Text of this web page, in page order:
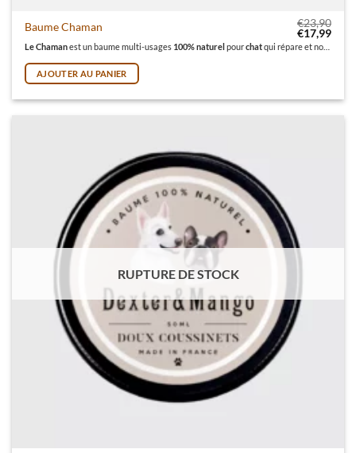
Baume Chaman €23,90
Le prix
€17,99Le
Le Chamanest un baume multi-usages 100% naturel pourchatqui répare et nourrit intensément la peau. Il soulage immédiatement la peau des tiraillements, irritations, démangeaisons et favorise également la cicatrisation.
AJOUTER AU PANIER
RUPTURE DE STOCK